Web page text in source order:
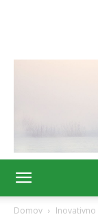
Domov Inovativno